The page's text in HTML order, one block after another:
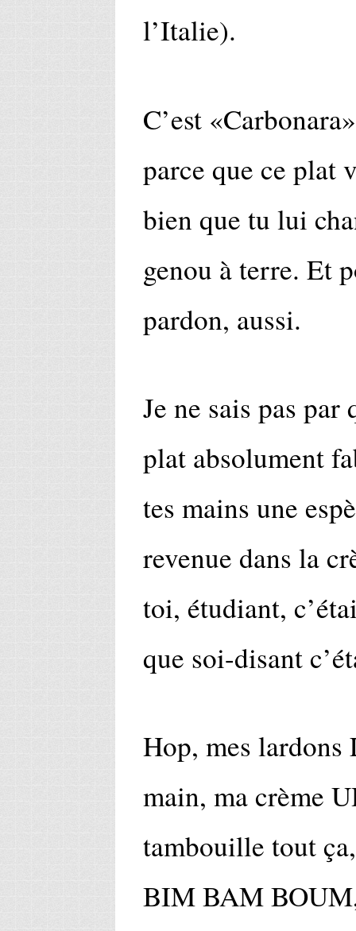
l’Italie).
C’est
parce que ce plat
bien que tu lui
genou à terre. Et
pardon, aussi.
Je ne sais pas
plat absolument
tes mains une
revenue dans la
toi, étudiant,
que soi-disant
Hop, mes lardons
main, ma crème
tambouille tout
BIM BAM